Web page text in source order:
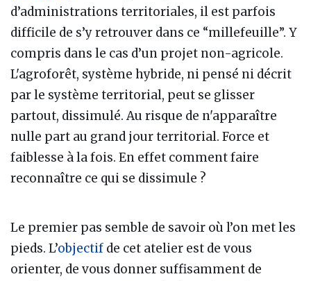
d’administrations territoriales, il est parfois
difficile de s’y retrouver dans ce “millefeuille”. Y
compris dans le cas d’un projet non-agricole.
L'agroforêt, système hybride, ni pensé ni décrit
par le système territorial, peut se glisser
partout, dissimulé. Au risque de n'apparaître
nulle part au grand jour territorial. Force et
faiblesse à la fois. En effet comment faire
reconnaître ce qui se dissimule ?
Le premier pas semble de savoir où l’on met les
pieds. L’objectif de cet atelier est de vous
orienter, de vous donner suffisamment de